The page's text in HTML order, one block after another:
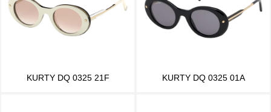
KURTY DQ 0325 21F KURTY DQ 0325 01A